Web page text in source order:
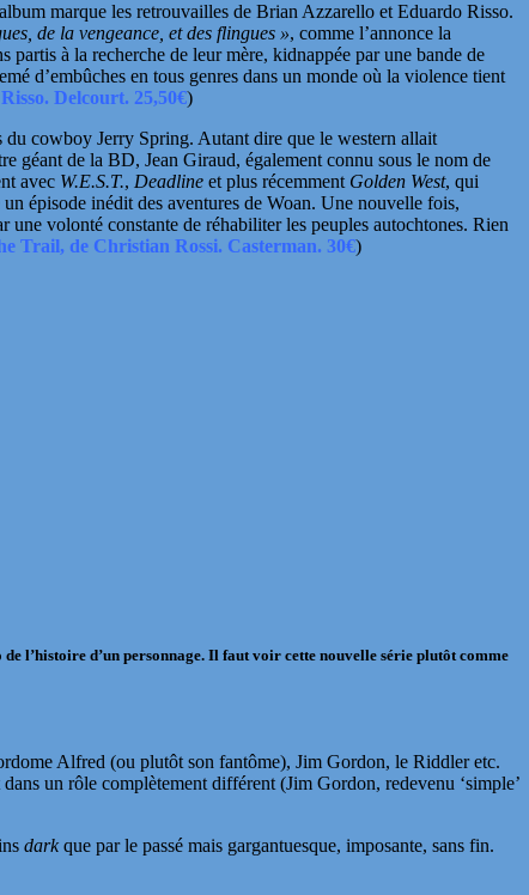
marque les retrouvailles de Brian Azzarello et Eduardo Risso.
de la vengeance, et des flingues », comme l’annonce la
partis à la recherche de leur mère, kidnappée par une bande de
d’embûches en tous genres dans un monde où la violence tient
Delcourt. 25,50€)
du cowboy Jerry Spring. Autant dire que le western allait
géant de la BD, Jean Giraud, également connu sous le nom de
avec W.E.S.T., Deadline et plus récemment Golden West, qui
épisode inédit des aventures de Woan. Une nouvelle fois,
volonté constante de réhabiliter les peuples autochtones. Rien
Trail, de Christian Rossi. Casterman. 30€)
de l’histoire d’un personnage. Il faut voir cette nouvelle série plutôt comme
Alfred (ou plutôt son fantôme), Jim Gordon, le Riddler etc.
un rôle complètement différent (Jim Gordon, redevenu ‘simple’
darkque par le passé mais gargantuesque, imposante, sans fin.